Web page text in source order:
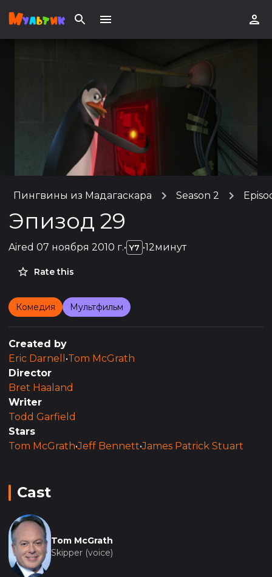
Пингвины из Мадагаскара Season 2
Эпизод 29
Aired 07 ноября 2010 г.• Y7 •12минут
Rate this
Комедия Мультфильм
Created by
Eric Darnell •Tom McGrath
Director
Bret Haaland
Writer
Todd Garfield
Stars
Tom McGrath•Jeff Bennett•James Patrick Stuart
Cast
Tom McGrath
Skipper (voice)